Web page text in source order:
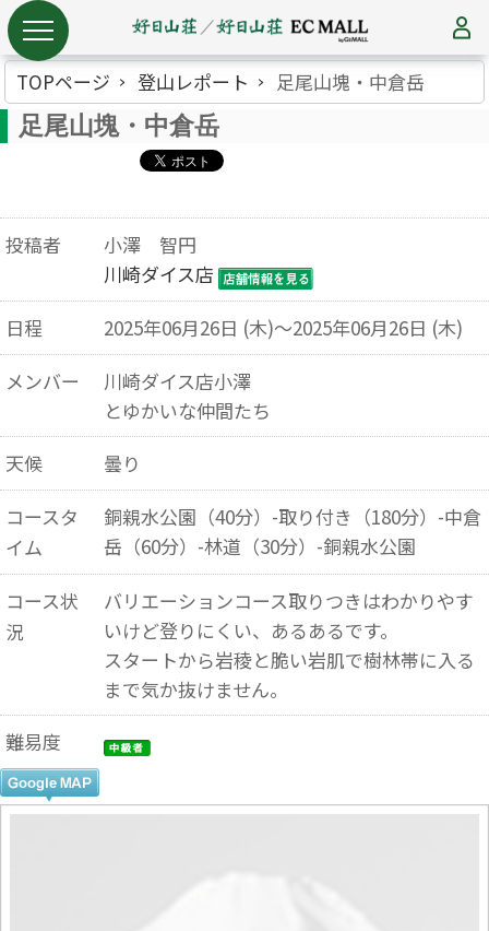
TOPページ 登山レポート 足尾山塊・中倉岳
足尾山塊・中倉岳
投稿者
小澤 智円
川崎ダイス店
日程
2025年06月26日 (木)～2025年06月26日 (木)
メンバー
川崎ダイス店小澤
とゆかいな仲間たち
天候
曇り
コースタ
イム
銅親水公園（40分）-取り付き（180分）-中倉
岳（60分）-林道（30分）-銅親水公園
コース状
況
バリエーションコース取りつきはわかりやす
いけど登りにくい、あるあるです。
スタートから岩稜と脆い岩肌で樹林帯に入る
まで気か抜けません。
難易度